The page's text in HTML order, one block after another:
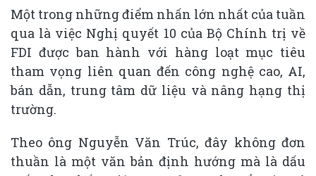
Một trong những điểm nhấn lớn nhất của tuần
qua là việc Nghị quyết 10 của Bộ Chính trị về
FDI được ban hành với hàng loạt mục tiêu
tham vọng liên quan đến công nghệ cao, AI,
bán dẫn, trung tâm dữ liệu và nâng hạng thị
trường.
Theo ông Nguyễn Văn Trúc, đây không đơn
thuần là một văn bản định hướng mà là dấu